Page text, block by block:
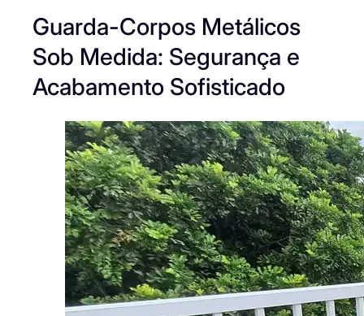
Guarda-Corpos Metálicos
Sob Medida: Segurança e
Acabamento Sofisticado